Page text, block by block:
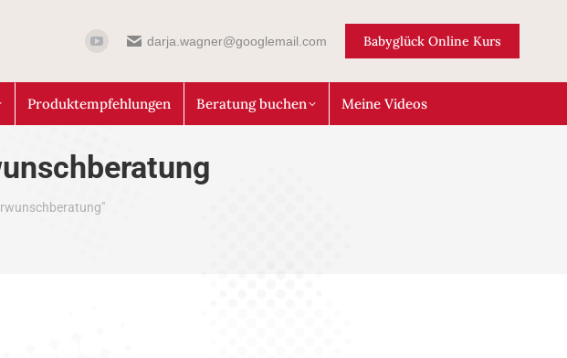
darja.wagner@googlemail.com Babyglück Online Kurs
Produktempfehlungen Beratung buchen Meine Videos